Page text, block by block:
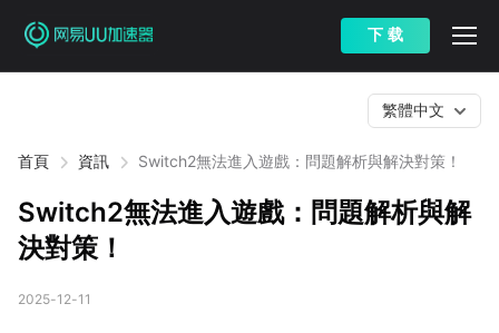
下 载
首頁 資訊 Switch2無法進入遊戲：問題解析與解決對策！
繁體中文
Switch2無法進入遊戲：問題解析與解
決對策！
2025-12-11